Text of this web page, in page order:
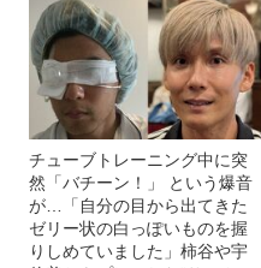
チューブトレーニング中に突
然「バチーン！」 という爆音
が…「自分の目から出てきた
ゼリー状の白っぽいものを握
りしめていました」柿谷や宇